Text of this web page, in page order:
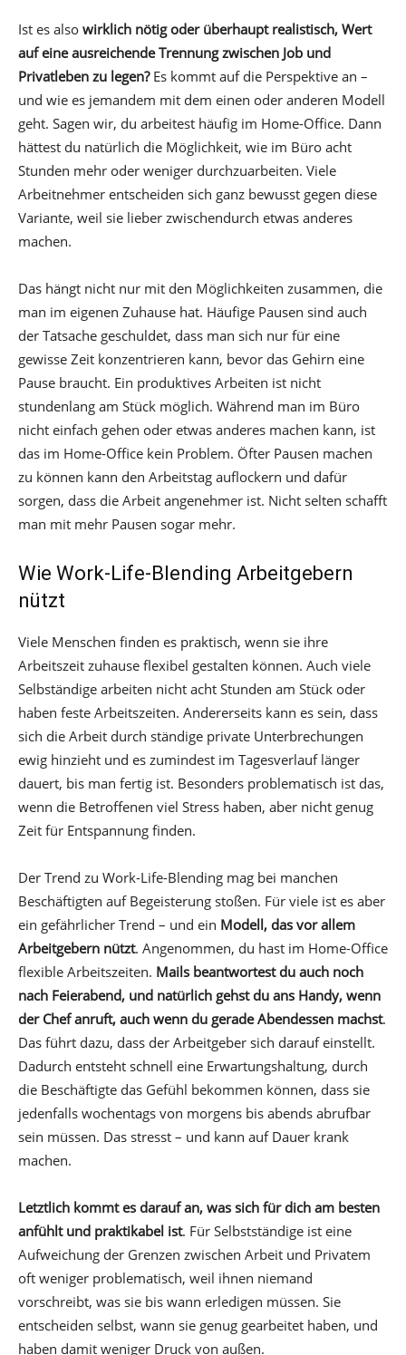
Ist es also wirklich nötig oder überhaupt realistisch, Wert
auf eine ausreichende Trennung zwischen Job und
Privatleben zu legen?Es kommt auf die Perspektive an –
und wie es jemandem mit dem einen oder anderen Modell
geht. Sagen wir, du arbeitest häufig im Home-Office. Dann
hättest du natürlich die Möglichkeit, wie im Büro acht
Stunden mehr oder weniger durchzuarbeiten. Viele
Arbeitnehmer entscheiden sich ganz bewusst gegen diese
Variante, weil sie lieber zwischendurch etwas anderes
machen.
Das hängt nicht nur mit den Möglichkeiten zusammen, die
man im eigenen Zuhause hat. Häufige Pausen sind auch
der Tatsache geschuldet, dass man sich nur für eine
gewisse Zeit konzentrieren kann, bevor das Gehirn eine
Pause braucht. Ein produktives Arbeiten ist nicht
stundenlang am Stück möglich. Während man im Büro
nicht einfach gehen oder etwas anderes machen kann, ist
das im Home-Office kein Problem. Öfter Pausen machen
zu können kann den Arbeitstag auflockern und dafür
sorgen, dass die Arbeit angenehmer ist. Nicht selten schafft
man mit mehr Pausen sogar mehr.
Wie Work-Life-Blending Arbeitgebern
nützt
Viele Menschen finden es praktisch, wenn sie ihre
Arbeitszeit zuhause flexibel gestalten können. Auch viele
Selbständige arbeiten nicht acht Stunden am Stück oder
haben feste Arbeitszeiten. Andererseits kann es sein, dass
sich die Arbeit durch ständige private Unterbrechungen
ewig hinzieht und es zumindest im Tagesverlauf länger
dauert, bis man fertig ist. Besonders problematisch ist das,
wenn die Betroffenen viel Stress haben, aber nicht genug
Zeit für Entspannung finden.
Der Trend zu Work-Life-Blending mag bei manchen
Beschäftigten auf Begeisterung stoßen. Für viele ist es aber
ein gefährlicher Trend – und ein Modell, das vor allem
Arbeitgebern nützt. Angenommen, du hast im Home-Office
flexible Arbeitszeiten. Mails beantwortest du auch noch
nach Feierabend, und natürlich gehst du ans Handy, wenn
der Chef anruft, auch wenn du gerade Abendessen machst.
Das führt dazu, dass der Arbeitgeber sich darauf einstellt.
Dadurch entsteht schnell eine Erwartungshaltung, durch
die Beschäftigte das Gefühl bekommen können, dass sie
jedenfalls wochentags von morgens bis abends abrufbar
sein müssen. Das stresst – und kann auf Dauer krank
machen.
Letztlich kommt es darauf an, was sich für dich am besten
anfühlt und praktikabel ist. Für Selbstständige ist eine
Aufweichung der Grenzen zwischen Arbeit und Privatem
oft weniger problematisch, weil ihnen niemand
vorschreibt, was sie bis wann erledigen müssen. Sie
entscheiden selbst, wann sie genug gearbeitet haben, und
haben damit weniger Druck von außen.